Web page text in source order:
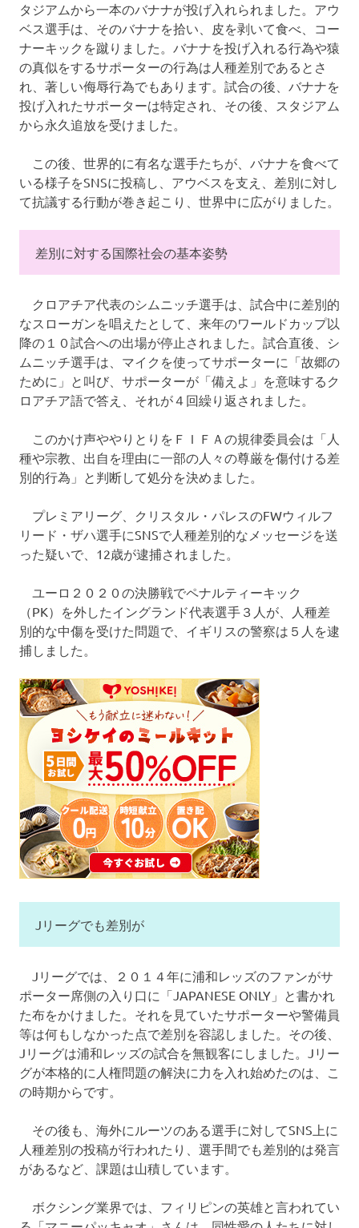
タジアムから一本のバナナが投げ入れられました。アウ
ベス選手は、そのバナナを拾い、皮を剥いて食べ、コー
ナーキックを蹴りました。バナナを投げ入れる行為や猿
の真似をするサポーターの行為は人種差別であるとさ
れ、著しい侮辱行為でもあります。試合の後、バナナを
投げ入れたサポーターは特定され、その後、スタジアム
から永久追放を受けました。
この後、世界的に有名な選手たちが、バナナを食べて
いる様子をSNSに投稿し、アウベスを支え、差別に対し
て抗議する行動が巻き起こり、世界中に広がりました。
差別に対する国際社会の基本姿勢
クロアチア代表のシムニッチ選手は、試合中に差別的
なスローガンを唱えたとして、来年のワールドカップ以
降の１０試合への出場が停止されました。試合直後、シ
ムニッチ選手は、マイクを使ってサポーターに「故郷の
ために」と叫び、サポーターが「備えよ」を意味するク
ロアチア語で答え、それが４回繰り返されました。
このかけ声ややりとりをＦＩＦＡの規律委員会は「人
種や宗教、出自を理由に一部の人々の尊厳を傷付ける差
別的行為」と判断して処分を決めました。
プレミアリーグ、クリスタル・パレスのFWウィルフ
リード・ザハ選手にSNSで人種差別的なメッセージを送
った疑いで、12歳が逮捕されました。
ユーロ２０２０の決勝戦でペナルティーキック
（PK）を外したイングランド代表選手３人が、人種差
別的な中傷を受けた問題で、イギリスの警察は５人を逮
捕しました。
Jリーグでも差別が
Jリーグでは、２０１４年に浦和レッズのファンがサ
ポーター席側の入り口に「JAPANESE ONLY」と書かれ
た布をかけました。それを見ていたサポーターや警備員
等は何もしなかった点で差別を容認しました。その後、
Jリーグは浦和レッズの試合を無観客にしました。Jリー
グが本格的に人権問題の解決に力を入れ始めたのは、こ
の時期からです。
その後も、海外にルーツのある選手に対してSNS上に
人種差別の投稿が行われたり、選手間でも差別的は発言
があるなど、課題は山積しています。
ボクシング業界では、フィリピンの英雄と言われてい